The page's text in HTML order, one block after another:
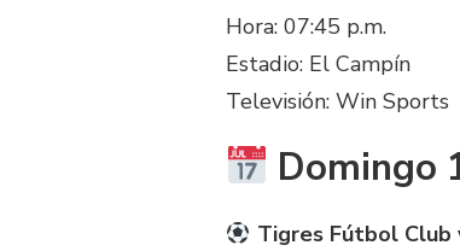
Hora: 07:45 p.m.
Estadio: El Campín
Televisión: Win Sports
Domingo
Tigres Fútbol Club